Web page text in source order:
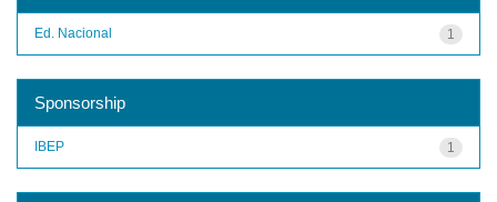
1
Ed. Nacional
Sponsorship
1
IBEP